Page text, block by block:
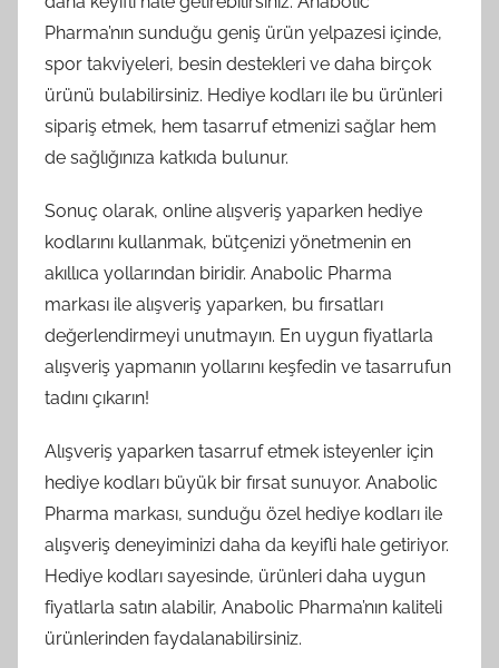
Pharma’nın sunduğu geniş ürün yelpazesi içinde,
spor takviyeleri, besin destekleri ve daha birçok
ürünü bulabilirsiniz. Hediye kodları ile bu ürünleri
sipariş etmek, hem tasarruf etmenizi sağlar hem
de sağlığınıza katkıda bulunur.
Sonuç olarak, online alışveriş yaparken hediye
kodlarını kullanmak, bütçenizi yönetmenin en
akıllıca yollarından biridir. Anabolic Pharma
markası ile alışveriş yaparken, bu fırsatları
değerlendirmeyi unutmayın. En uygun fiyatlarla
alışveriş yapmanın yollarını keşfedin ve tasarrufun
tadını çıkarın!
Alışveriş yaparken tasarruf etmek isteyenler için
hediye kodları büyük bir fırsat sunuyor. Anabolic
Pharma markası, sunduğu özel hediye kodları ile
alışveriş deneyiminizi daha da keyifli hale getiriyor.
Hediye kodları sayesinde, ürünleri daha uygun
fiyatlarla satın alabilir, Anabolic Pharma’nın kaliteli
ürünlerinden faydalanabilirsiniz.